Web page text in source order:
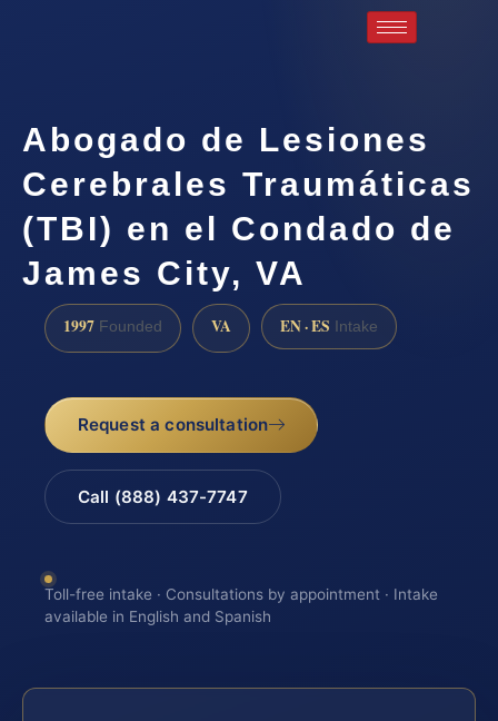
Abogado de Lesiones
Cerebrales Traumáticas
(TBI) en el Condado de
James City, VA
1997 Founded VA EN · ES Intake
Request a consultation
Call (888) 437-7747
Toll-free intake · Consultations by appointment · Intake
available in English and Spanish